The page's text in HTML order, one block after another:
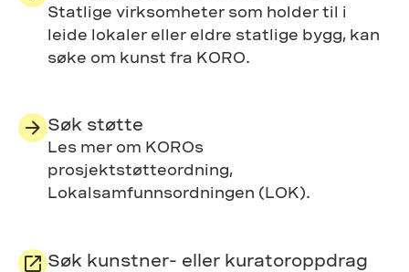
Statlige virksomheter som holder til i
leide lokaler eller eldre statlige bygg, kan
søke om kunst fra KORO.
Søk støtte
Les mer om KOROs
prosjektstøtteordning,
Lokalsamfunnsordningen (LOK).
Søk kunstner- eller kuratoroppdrag